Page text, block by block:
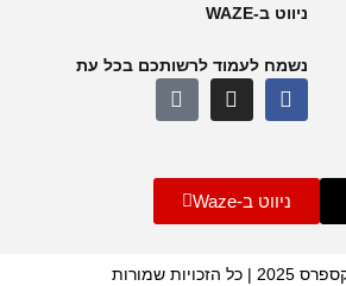
ניווט ב-WAZE
נשמח לעמוד לרשותכם בכל עת
ניווט ב-Waze
שמורות